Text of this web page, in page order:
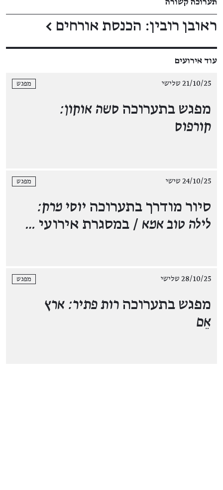
תערוכה קשורה
ראובן רובין: הכנסת אורחים ←
עוד אירועים
21/10/25 שלישי מפגש
מפגש בתערוכה סשה אוקון:
קורפוס
24/10/25 שישי מפגש
סיור מודרך בתערוכה יוסי מרק:
לילה טוב אמא / במסגרת אירועי …
28/10/25 שלישי מפגש
מפגש בתערוכה רות פתיר: ארץ
אֵם